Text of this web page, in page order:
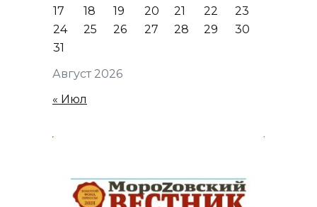
Август 2026
17
18 19 20 21 22
23
24
25 26 27 28 29
30
31
« Июл